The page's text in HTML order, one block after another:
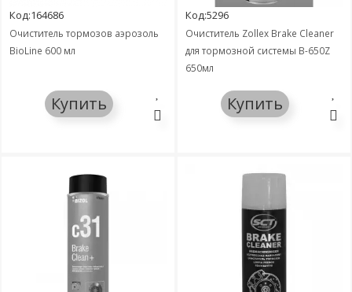
Код:164686
Очиститель тормозов аэрозоль
BioLine 600 мл
Купить
Код:5296
Очиститель Zollex Brake Cleaner
для тормозной системы B-650Z
650мл
Купить